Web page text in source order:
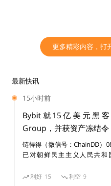
们的文化，不了解他们的行
主义没有很高的容忍度，
方式发表言论，并不关心别
证的文章为例，在这篇文章
协议开发者来「解释」他
出一个关于可验证性的有趣
值观和缺乏详细的解释，
点。 #bitcoin-assets 团队
更改，以至于他们分叉了
正的」比特币基金会
更多精彩内容，打
最新快讯
15小时前
Bybit就15亿美元黑
Group，并获资产冻结令
链得得（微信号：ChainDD）
已对朝鲜民主主义人民共和
General Bureau（RGB）及受
提起民事诉讼，涉及一宗价值
利好 15 利空 9